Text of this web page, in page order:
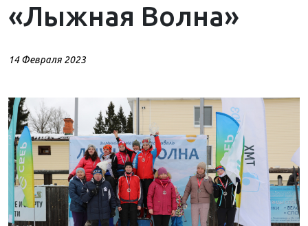
«Лыжная Волна»
14 Февраля 2023